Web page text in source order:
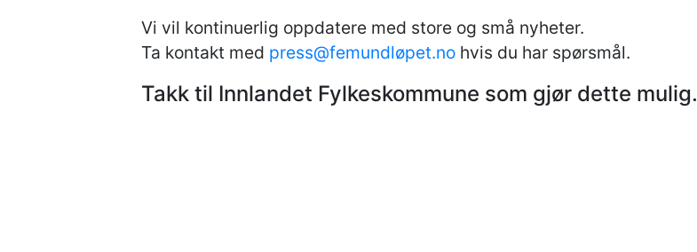
Vi vil kontinuerlig oppdatere med store og små nyheter.
Ta kontakt med press@femundløpet.no hvis du har spørsmål.
Takk til Innlandet Fylkeskommune som gjør dette mulig.